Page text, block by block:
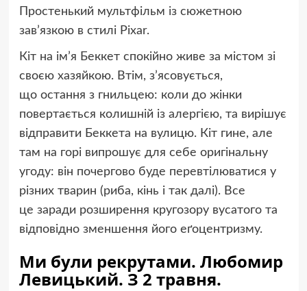
Простенький мультфільм із сюжетною
зав’язкою в стилі Pixar.
Кіт на ім’я Беккет спокійно живе за містом зі
своєю хазяйкою. Втім, з’ясовується,
що остання з гнильцею: коли до жінки
повертається колишній із алергією, та вирішує
відправити Беккета на вулицю. Кіт гине, але
там на горі випрошує для себе оригінальну
угоду: він почергово буде перевтілюватися у
різних тварин (риба, кінь і так далі). Все
це заради розширення кругозору вусатого та
відповідно зменшення його еґоцентризму.
Ми були рекрутами. Любомир
Левицький. З 2 травня.